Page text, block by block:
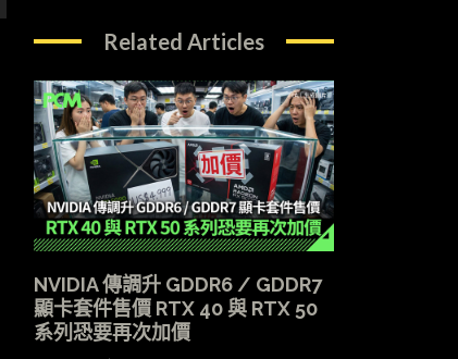
Related Articles
NVIDIA 傳調升 GDDR6 / GDDR7
顯卡套件售價 RTX 40 與 RTX 50
系列恐要再次加價